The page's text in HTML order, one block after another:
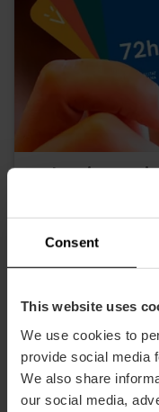
Consent
This website uses
We use cookies to
provide social media
We also share
our social media,
Valencia
Sconto del 10%